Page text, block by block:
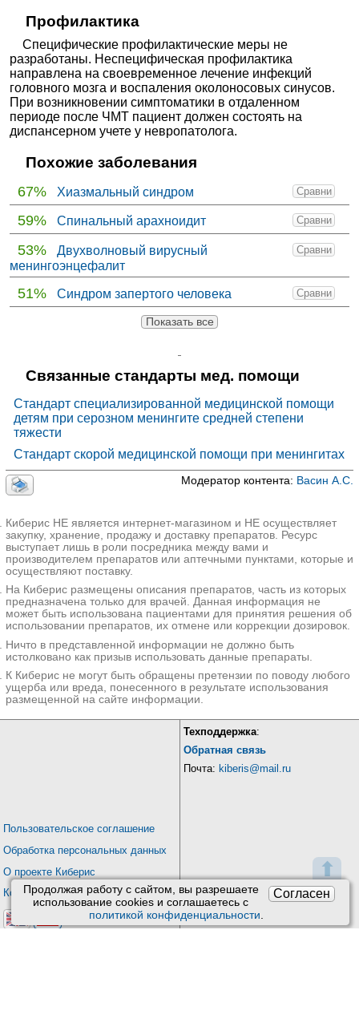
⬆
Согласен
Продолжая работу с сайтом, вы разрешаете
использование сookies и соглашаетесь с
политикой конфиденциальности.
Профилактика
Специфические профилактические меры не
разработаны. Неспецифическая профилактика
направлена на своевременное лечение инфекций
головного мозга и воспаления околоносовых синусов.
При возникновении симптоматики в отдаленном
периоде после ЧМТ пациент должен состоять на
диспансерном учете у невропатолога.
Похожие заболевания
67% Сравни
Хиазмальный синдром
59% Сравни
Спинальный арахноидит
53% Сравни
Двухволновый вирусный
менингоэнцефалит
51% Сравни
Синдром запертого человека
Показать все
Связанные стандарты мед. помощи
Стандарт специализированной медицинской помощи
детям при серозном менингите средней степени
тяжести
Стандарт скорой медицинской помощи при менингитах
Модератор контента: Васин А.С.
Киберис НЕ является интернет-магазином и НЕ осуществляет
закупку, хранение, продажу и доставку препаратов. Ресурс
выступает лишь в роли посредника между вами и
производителем препаратов или аптечными пунктами, которые и
осуществляют поставку.
На Киберис размещены описания препаратов, часть из которых
предназначена только для врачей. Данная информация не
может быть использована пациентами для принятия решения об
использовании препаратов, их отмене или коррекции дозировок.
Ничто в представленной информации не должно быть
истолковано как призыв использовать данные препараты.
К Киберис не могут быть обращены претензии по поводу любого
ущерба или вреда, понесенного в результате использования
размещенной на сайте информации.
Пользовательское соглашение
Обработка персональных данных
О проекте Киберис
Контакты
Техподдержка:
Обратная связь
Почта: kiberis@mail.ru